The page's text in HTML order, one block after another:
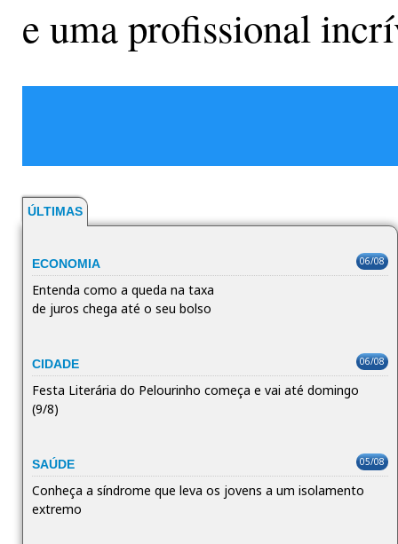
e uma profissional
ÚLTIMAS
ECONOMIA 06/08
Entenda como a queda na taxa
de juros chega até o seu bolso
CIDADE 06/08
Festa Literária do Pelourinho começa e vai até domingo
(9/8)
SAÚDE 05/08
Conheça a síndrome que leva os jovens a um isolamento
extremo